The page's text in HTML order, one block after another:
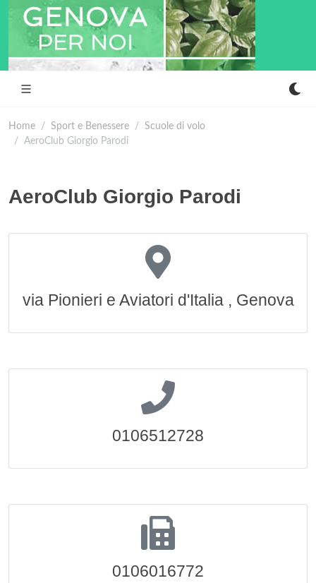
Home Sport e Benessere
Scuole di volo
AeroClub Giorgio Parodi
AeroClub Giorgio Parodi
via Pionieri e Aviatori d'Italia , Genova
0106512728
0106016772